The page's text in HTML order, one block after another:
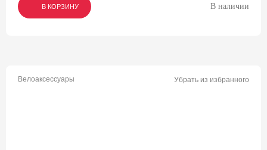
В КОРЗИНУ
В КОРЗИНУ
В КОРЗИНУ В наличии
Велоаксессуары Убрать из избранного